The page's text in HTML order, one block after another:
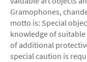
Gramophones,
motto is: Special
knowledge of
of additional
special caution is